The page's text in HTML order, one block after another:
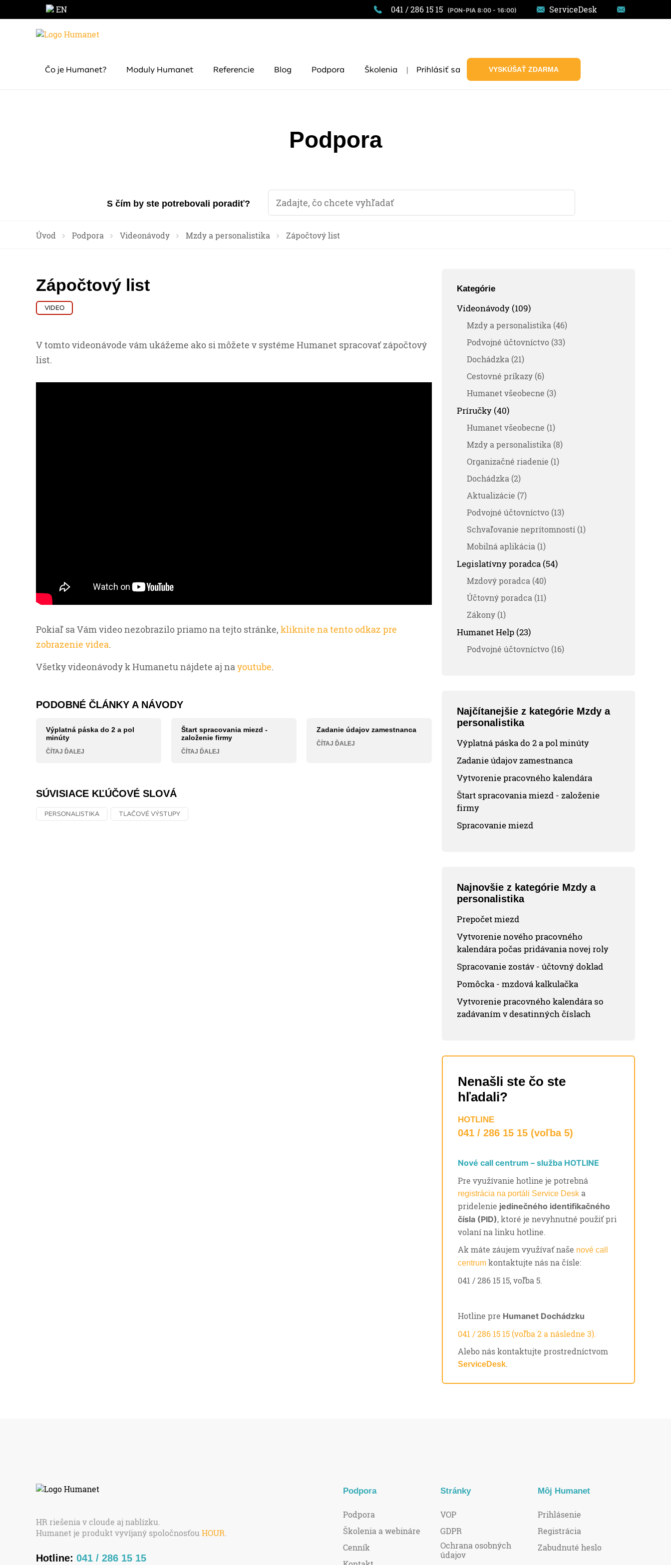
EN 041 / 286 15 15 (PON-PIA 8:00 - 16:00) ServiceDesk
Čo je Humanet? Moduly Humanet Referencie Blog Podpora Školenia | Prihlásiť sa VYSKÚŠAŤ ZDARMA
Podpora
S čím by ste potrebovali poradiť?
Úvod Podpora Videonávody Mzdy a personalistika Zápočtový list
Zápočtový list
VIDEO
V tomto videonávode vám ukážeme ako si môžete v systéme Humanet spracovať zápočtový
list.
Pokiaľ sa Vám video nezobrazilo priamo na tejto stránke, kliknite na tento odkaz pre
zobrazenie videa.
Všetky videonávody k Humanetu nájdete aj na youtube.
PODOBNÉ ČLÁNKY A NÁVODY
Výplatná páska do 2 a pol
minúty
ČÍTAJ ĎALEJ
Štart spracovania miezd -
založenie firmy
ČÍTAJ ĎALEJ
Zadanie údajov zamestnanca
ČÍTAJ ĎALEJ
SÚVISIACE KĽÚČOVÉ SLOVÁ
PERSONALISTIKA TLAČOVÉ VÝSTUPY
Kategórie
Videonávody (109)
Mzdy a personalistika (46)
Podvojné účtovníctvo (33)
Dochádzka (21)
Cestovné príkazy (6)
Humanet všeobecne (3)
Príručky (40)
Humanet všeobecne (1)
Mzdy a personalistika (8)
Organizačné riadenie (1)
Dochádzka (2)
Aktualizácie (7)
Podvojné účtovníctvo (13)
Schvaľovanie neprítomností (1)
Mobilná aplikácia (1)
Legislatívny poradca (54)
Mzdový poradca (40)
Účtovný poradca (11)
Zákony (1)
Humanet Help (23)
Podvojné účtovníctvo (16)
Najčítanejšie z kategórie Mzdy a
personalistika
Výplatná páska do 2 a pol minúty
Zadanie údajov zamestnanca
Vytvorenie pracovného kalendára
Štart spracovania miezd - založenie
firmy
Spracovanie miezd
Najnovšie z kategórie Mzdy a
personalistika
Prepočet miezd
Vytvorenie nového pracovného
kalendára počas pridávania novej roly
Spracovanie zostáv - účtovný doklad
Pomôcka - mzdová kalkulačka
Vytvorenie pracovného kalendára so
zadávaním v desatinných číslach
Nenašli ste čo ste
hľadali?
HOTLINE
041 / 286 15 15 (voľba 5)
Nové call centrum – služba HOTLINE
Pre využívanie hotline je potrebná
registrácia na portáli Service Desk a
pridelenie jedinečného identifikačného
čísla (PID), ktoré je nevyhnutné použiť pri
volaní na linku hotline.
Ak máte záujem využívať naše nové call
centrum kontaktujte nás na čísle:
041 / 286 15 15, voľba 5.
Hotline pre Humanet Dochádzku
041 / 286 15 15 (voľba 2 a následne 3).
Alebo nás kontaktujte prostredníctvom
ServiceDesk.
HR riešenia v cloude aj nablízku.
Humanet je produkt vyvíjaný spoločnosťou HOUR
Hotline: 041 / 286 15 15
Podpora
Podpora
Školenia a webináre
Cenník
Stránky
VOP
GDPR
Ochrana osobných
údajov
Môj Humanet
Prihlásenie
Registrácia
Zabudnuté heslo